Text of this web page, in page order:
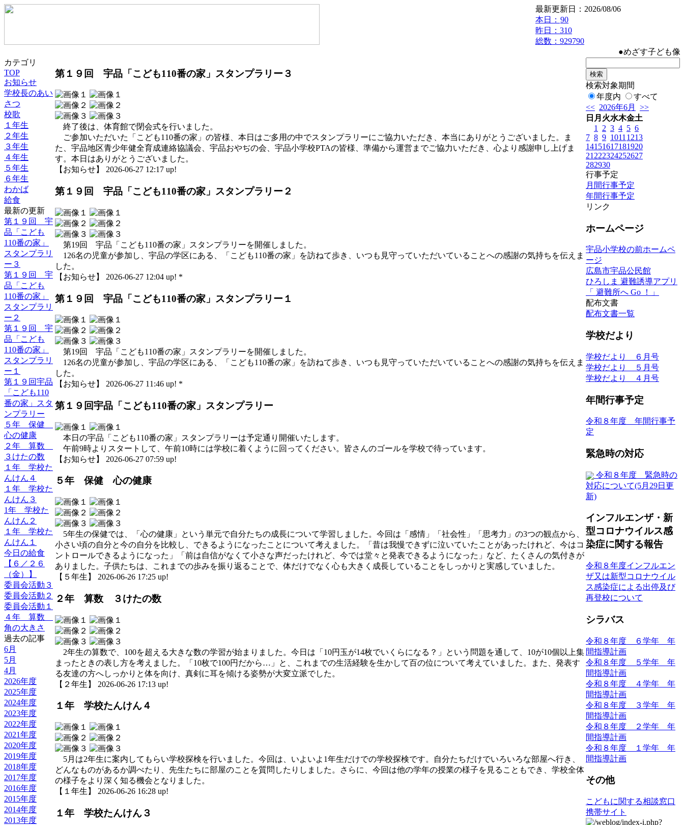
最新更新日：2026/08/06
本日： 90
昨日：310
総数：929790
●めざす子ども像
カテゴリ
TOP
お知らせ
学校長のあい
さつ
校歌
１年生
２年生
３年生
４年生
５年生
６年生
わかば
給食
最新の更新
第１９回 宇
品「こども
110番の家」
スタンプラリ
ー３
第１９回 宇
品「こども
110番の家」
スタンプラリ
ー２
第１９回 宇
品「こども
110番の家」
スタンプラリ
ー１
第１９回宇品
「こども110
番の家」スタ
ンプラリー
５年 保健
心の健康
２年 算数
３けたの数
１年 学校た
んけん４
１年 学校た
んけん３
1年 学校た
んけん２
１年 学校た
んけん１
今日の給食
【６／２６
（金）】
委員会活動３
委員会活動２
委員会活動１
４年 算数
角の大きさ
過去の記事
6月
5月
4月
2026年度
2025年度
2024年度
2023年度
2022年度
2021年度
2020年度
2019年度
2018年度
2017年度
2016年度
2015年度
2014年度
2013年度
第１９回 宇品「こども110番の家」スタンプラリー３
終了後は、体育館で閉会式を行いました。
ご参加いただいた「こども110番の家」の皆様、本日はご多用の中でスタンプラリーにご協力いただき、本当にありがとうございました。ま
た、宇品地区青少年健全育成連絡協議会、宇品おやぢの会、宇品小学校PTAの皆様、準備から運営までご協力いただき、心より感謝申し上げま
す。本日はありがとうございました。
【お知らせ】 2026-06-27 12:17 up!
第１９回 宇品「こども110番の家」スタンプラリー２
第19回 宇品「こども110番の家」スタンプラリーを開催しました。
126名の児童が参加し、宇品の学区にある、「こども110番の家」を訪ねて歩き、いつも見守っていただいていることへの感謝の気持ちを伝えま
した。
【お知らせ】 2026-06-27 12:04 up! *
第１９回 宇品「こども110番の家」スタンプラリー１
第19回 宇品「こども110番の家」スタンプラリーを開催しました。
126名の児童が参加し、宇品の学区にある、「こども110番の家」を訪ねて歩き、いつも見守っていただいていることへの感謝の気持ちを伝えま
した。
【お知らせ】 2026-06-27 11:46 up! *
第１９回宇品「こども110番の家」スタンプラリー
本日の宇品「こども110番の家」スタンプラリーは予定通り開催いたします。
午前9時よりスタートして、午前10時には学校に着くように回ってください。皆さんのゴールを学校で待っています。
【お知らせ】 2026-06-27 07:59 up!
５年 保健 心の健康
5年生の保健では、「心の健康」という単元で自分たちの成長について学習しました。今回は「感情」「社会性」「思考力」の3つの観点から、
小さい頃の自分と今の自分を比較し、できるようになったことについて考えました。「昔は我慢できずに泣いていたことがあったけれど、今はコ
ントロールできるようになった」「前は自信がなくて小さな声だったけれど、今では堂々と発表できるようになった」など、たくさんの気付きが
ありました。子供たちは、これまでの歩みを振り返ることで、体だけでなく心も大きく成長していることをしっかりと実感していました。
【５年生】 2026-06-26 17:25 up!
２年 算数 ３けたの数
2年生の算数で、100を超える大きな数の学習が始まりました。今日は「10円玉が14枚でいくらになる？」という問題を通して、10が10個以上集
まったときの表し方を考えました。「10枚で100円だから…」と、これまでの生活経験を生かして百の位について考えていました。また、発表す
る友達の方へしっかりと体を向け、真剣に耳を傾ける姿勢が大変立派でした。
【２年生】 2026-06-26 17:13 up!
１年 学校たんけん４
5月は2年生に案内してもらい学校探検を行いました。今回は、いよいよ1年生だけでの学校探検です。自分たちだけでいろいろな部屋へ行き、
どんなものがあるか調べたり、先生たちに部屋のことを質問したりしました。さらに、今回は他の学年の授業の様子を見ることもでき、学校全体
の様子をより深く知る機会となりました。
【１年生】 2026-06-26 16:28 up!
１年 学校たんけん３
検索対象期間
年度内
すべて
<< 2026年6月
>>
日 月 火水木金土
1
2 3 4 5 6
7 8 9 1011 1213
14151617181920
21 222324252627
282930
行事予定
月間行事予定
年間行事予定
リンク
ホームページ
宇品小学校の前ホームペ
ージ
広島市宇品公民館
ひろしま 避難誘導アプリ
「 避難所へ Go ！」
配布文書
配布文書一覧
学校だより
学校だより ６月号
学校だより ５月号
学校だより ４月号
年間行事予定
令和８年度 年間行事予
定
緊急時の対応
令和８年度 緊急時の
対応について(5月29日更
新)
インフルエンザ・新
型コロナウイルス感
染症に関する報告
令和８年度インフルエン
ザ又は新型コロナウイル
ス感染症による出停及び
再登校について
シラバス
令和８年度 ６学年 年
間指導計画
令和８年度 ５学年 年
間指導計画
令和８年度 ４学年 年
間指導計画
令和８年度 ３学年 年
間指導計画
令和８年度 ２学年 年
間指導計画
令和８年度 １学年 年
間指導計画
その他
こどもに関する相談窓口
携帯サイト